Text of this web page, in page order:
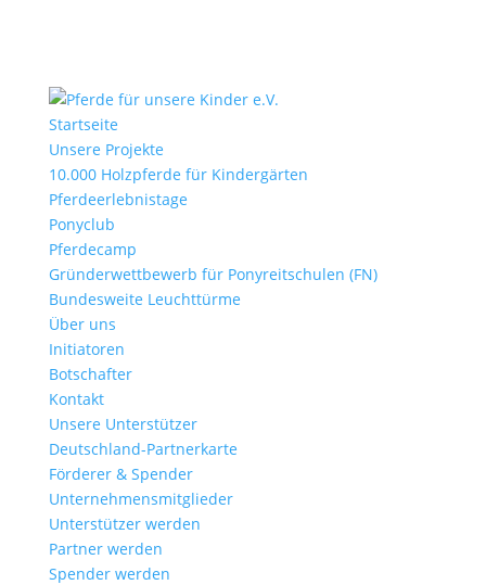
Startseite
Unsere Projekte
10.000 Holzpferde für Kindergärten
Pferdeerlebnistage
Ponyclub
Pferdecamp
Gründerwettbewerb für Ponyreitschulen (FN)
Bundesweite Leuchttürme
Über uns
Initiatoren
Botschafter
Kontakt
Unsere Unterstützer
Deutschland-Partnerkarte
Förderer & Spender
Unternehmensmitglieder
Unterstützer werden
Partner werden
Spender werden